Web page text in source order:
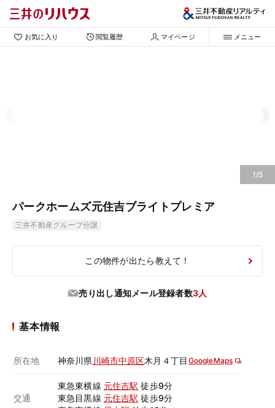
お気に入り 閲覧履歴 マイページ メニュー
1/5
パークホームズ元住吉ブライトプレミア
三井不動産グループ分譲
この物件が出たら教えて！
売り出し通知メール登録者数3人
基本情報
所在地 神奈川県 川崎市中原区木月４丁目 GoogleMaps
交通
東急東横線 元住吉駅 徒歩9分
東急目黒線 元住吉駅 徒歩9分